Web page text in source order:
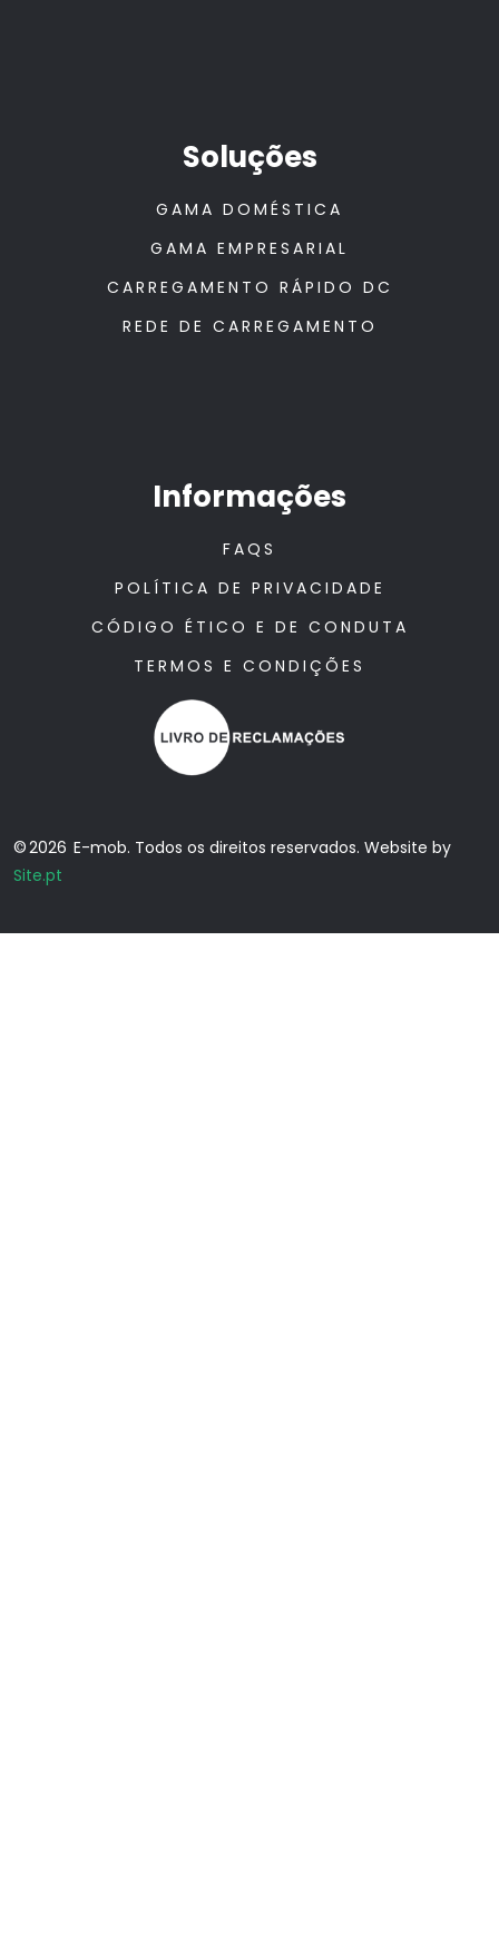
Soluções
GAMA DOMÉSTICA
GAMA EMPRESARIAL
CARREGAMENTO RÁPIDO DC
REDE DE CARREGAMENTO
Informações
FAQS
POLÍTICA DE PRIVACIDADE
CÓDIGO ÉTICO E DE CONDUTA
TERMOS E CONDIÇÕES
© 2026 E-mob. Todos os direitos reservados. Website by
Site.pt